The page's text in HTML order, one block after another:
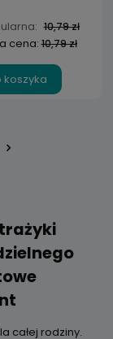
10,79 zł
cena:10,79 zł
koszyka
całej rodziny.